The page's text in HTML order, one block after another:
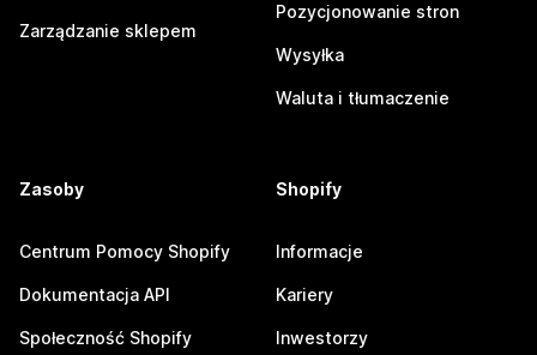
Zarządzanie sklepem
Pozycjonowanie stron
Wysyłka
Waluta i tłumaczenie
Zasoby
Centrum Pomocy Shopify
Dokumentacja API
Społeczność Shopify
Shopify
Informacje
Kariery
Inwestorzy